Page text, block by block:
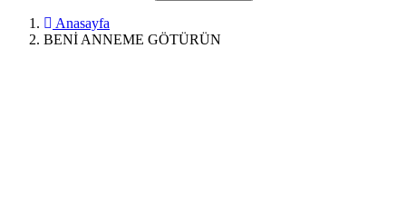
Anasayfa
BENİ ANNEME GÖTÜRÜN
*